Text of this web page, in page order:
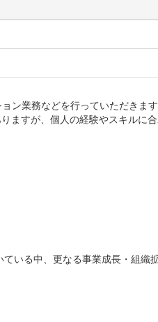
ン業務などを行っていただきま
ますが、個人の経験やスキルに
いる中、更なる事業成長・組織